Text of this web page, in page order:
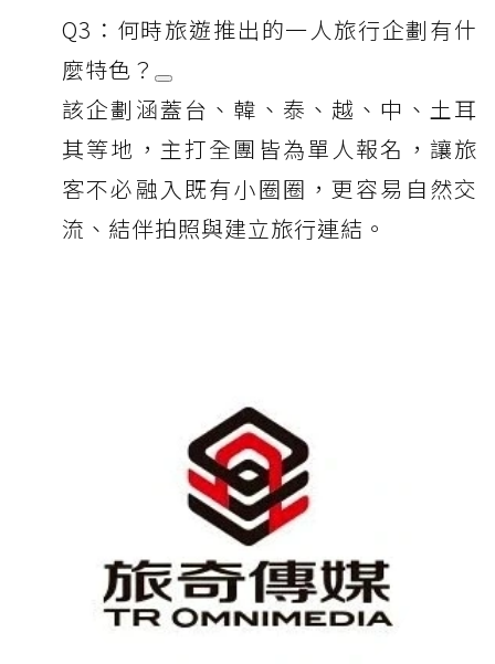
Q3：何時旅遊推出的一人旅行企劃有什
麼特色？
該企劃涵蓋台、韓、泰、越、中、土耳
其等地，主打全團皆為單人報名，讓旅
客不必融入既有小圈圈，更容易自然交
流、結伴拍照與建立旅行連結。